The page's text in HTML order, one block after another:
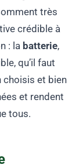
très
crédible à
: la batterie,
qu’il faut
choisis et bien
et rendent
tous.